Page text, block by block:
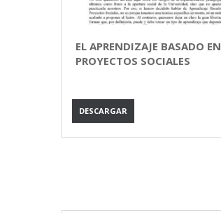
EL APRENDIZAJE BASADO EN
PROYECTOS SOCIALES
DESCARGAR